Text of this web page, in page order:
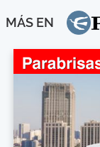
MÁS EN